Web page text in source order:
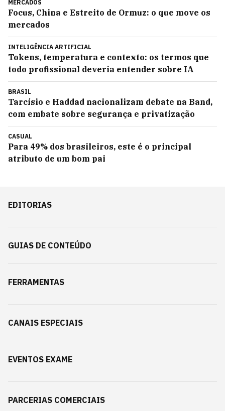
MERCADOS
Focus, China e Estreito de Ormuz: o que move os
mercados
INTELIGÊNCIA ARTIFICIAL
Tokens, temperatura e contexto: os termos que
todo profissional deveria entender sobre IA
BRASIL
Tarcísio e Haddad nacionalizam debate na Band,
com embate sobre segurança e privatização
CASUAL
Para 49% dos brasileiros, este é o principal
atributo de um bom pai
EDITORIAS
GUIAS DE CONTEÚDO
FERRAMENTAS
CANAIS ESPECIAIS
EVENTOS EXAME
PARCERIAS COMERCIAIS